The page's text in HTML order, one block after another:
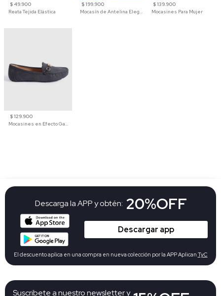
$ 49.900
Reata Tejida Elástica
$ 199.900
Mocasín de Antelina Elegante con Suela de Contraste Para Hombre
$ 139.900
Mocasines Para Mujer
$ 129.900
Mocasines en Efecto Gamuzado Para Mujer
Suscribete a nuestro newsletter y
Descarga la APP y obtén: 20%OFF
Descargar app
El descuento aplica en una compra en nueva colección por la APP Aplican TyC